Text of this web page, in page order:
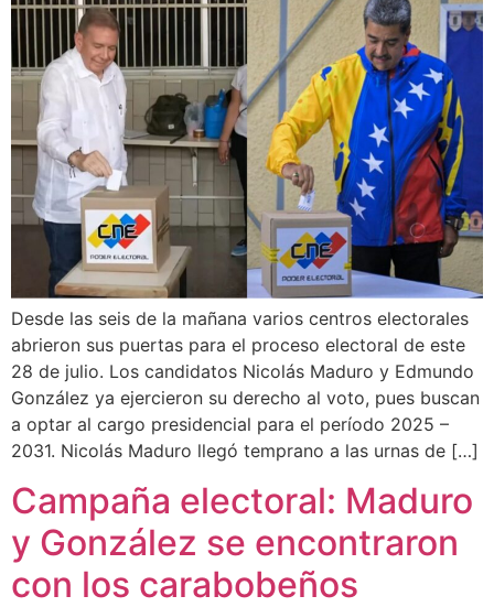
Desde las seis de la mañana varios centros electorales
abrieron sus puertas para el proceso electoral de este
28 de julio. Los candidatos Nicolás Maduro y Edmundo
González ya ejercieron su derecho al voto, pues buscan
a optar al cargo presidencial para el período 2025 –
2031. Nicolás Maduro llegó temprano a las urnas de […]
Campaña electoral: Maduro
y González se encontraron
con los carabobeños